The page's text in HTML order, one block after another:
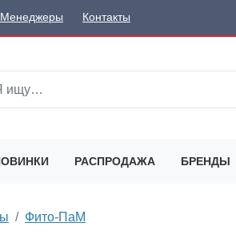
Менеджеры Контакты
РАСПРОДАЖА БРЕНДЫ
Фито-ПаМ